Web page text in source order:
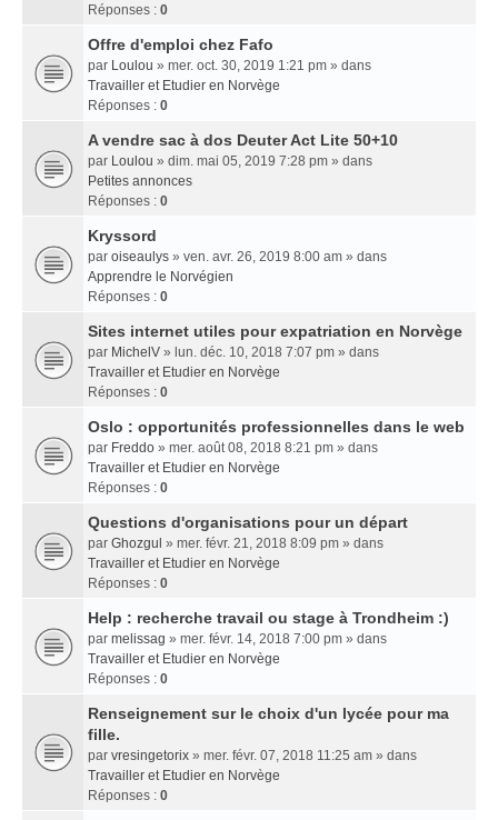
Réponses : 0
Offre d'emploi chez Fafo
par Loulou » mer. oct. 30, 2019 1:21 pm » dans
Travailler et Etudier en Norvège
Réponses : 0
A vendre sac à dos Deuter Act Lite 50+10
par Loulou » dim. mai 05, 2019 7:28 pm » dans
Petites annonces
Réponses : 0
Kryssord
par oiseaulys » ven. avr. 26, 2019 8:00 am » dans
Apprendre le Norvégien
Réponses : 0
Sites internet utiles pour expatriation en Norvège
par MichelV » lun. déc. 10, 2018 7:07 pm » dans
Travailler et Etudier en Norvège
Réponses : 0
Oslo : opportunités professionnelles dans le web
par Freddo » mer. août 08, 2018 8:21 pm » dans
Travailler et Etudier en Norvège
Réponses : 0
Questions d'organisations pour un départ
par Ghozgul » mer. févr. 21, 2018 8:09 pm » dans
Travailler et Etudier en Norvège
Réponses : 0
Help : recherche travail ou stage à Trondheim :)
par melissag » mer. févr. 14, 2018 7:00 pm » dans
Travailler et Etudier en Norvège
Réponses : 0
Renseignement sur le choix d'un lycée pour ma
fille.
par vresingetorix » mer. févr. 07, 2018 11:25 am » dans
Travailler et Etudier en Norvège
Réponses : 0